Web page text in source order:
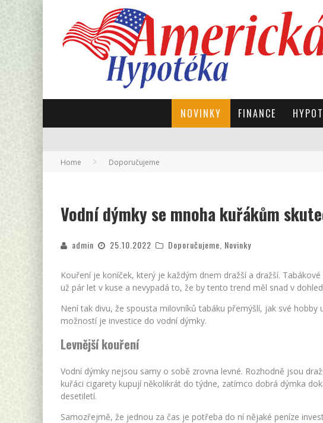
NOVINKY FINANCE
Home Doporučujeme
Vodní dýmky se mnoha kuřákům
admin 25.10.2022 Doporučujeme Novinky
Kouření je koníček, který je každým dnem dražší a dražší.
už pár let v kuse a nevypadá to, že by tento trend měl snad v
Není tak divu, že spousta milovníků tabáku přemýšlí, jak své hobby
možností je investice do vodní dýmky.
Levnější kouření
Vodní dýmky nejsou samy o sobě zrovna levné. Rozhodně jsou
kuřáci cigarety kupují několikrát do týdne, zatímco dobrá dýmka
desetiletí.
Samozřejmě, že jednou za čas je potřeba do ní nějaké peníze